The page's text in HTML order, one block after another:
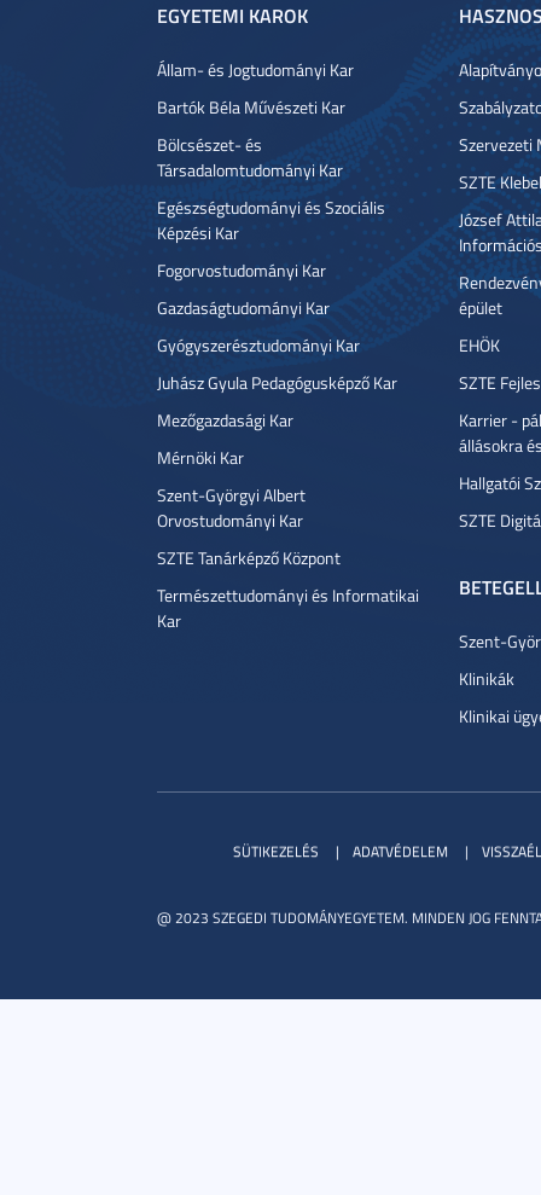
EGYETEMI KAROK
Állam- és Jogtudományi Kar
Bartók Béla Művészeti Kar
Bölcsészet- és
Társadalomtudományi Kar
Egészségtudományi és Szociális
Képzési Kar
Fogorvostudományi Kar
Gazdaságtudományi Kar
Gyógyszerésztudományi Kar
Juhász Gyula Pedagógusképző Kar
Mezőgazdasági Kar
Mérnöki Kar
Szent-Györgyi Albert
Orvostudományi Kar
SZTE Tanárképző Központ
Természettudományi és Informatikai
Kar
Szervezeti
SZTE
József
épület
EHÖK
SZTE
Karrier -
állásokra
Hallgatói
SZTE
Szent-
Klinikák
Klinikai
@ 2023 SZEGEDI TUDOMÁNYEGYETEM. MINDEN JOG
SÜTIKEZELÉS ADATVÉDELEM